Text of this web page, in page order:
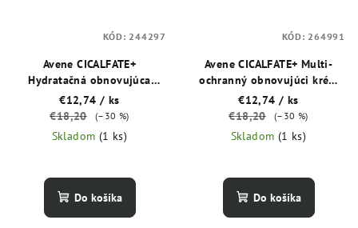
Avene CICALFATE+
Hydratačná obnovujúca
emulzia po povrchových
zákrokoch alebo tetovaní 40
€12,74/ ks
€18,20
(–30 %)
Skladom (1 ks)
Do košíka
KÓD: 244297
Avene CICALFATE+ Multi-
ochranný obnovujúci krém
SPF 50+ 30 ml
€12,74/ ks
€18,20
(–30 %)
Skladom (1 ks)
Do košíka
KÓD: 264991